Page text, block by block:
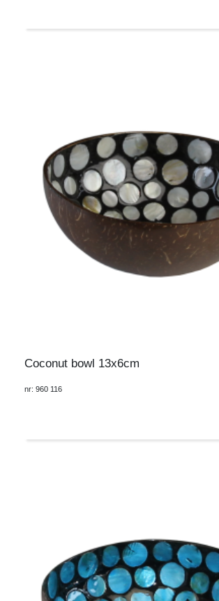
Coconut bowl 13x6cm
nr: 960 116